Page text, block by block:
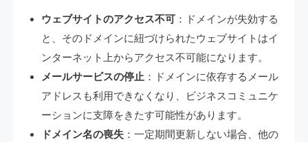
ウェブサイトのアクセス不可 ：ドメインが失効する
と、そのドメインに紐づけられたウェブサイトはイ
ンターネット上からアクセス不可能になります。
メールサービスの停止 ：ドメインに依存するメール
アドレスも利用できなくなり、ビジネスコミュニケ
ーションに支障をきたす可能性があります。
ドメイン名の喪失 ：一定期間更新しない場合、他の